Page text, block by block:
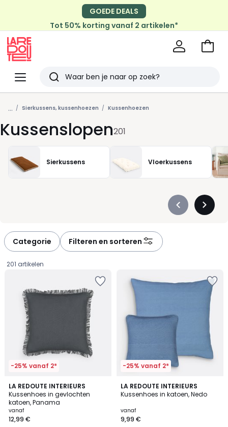
GOEDE DEALS
Tot 50% korting vanaf 2 artikelen*
Menu
Redoute
Zoeken
Laatst
bekeken
Naar
... Sierkussens, kussenhoezen Kussenhoezen
Kussenslopen201
Sierkussens Vloerkussens
Précédent
Categorie Filteren en sorteren
201 artikelen
-25% vanaf 2*
LA REDOUTE INTERIEURS
Kussenhoes in gevlochten
katoen, Panama
Prijs
vanaf
vanaf
12,99 €
4,6
/ 5
8
Kleuren
-25% vanaf 2*
LA REDOUTE INTERIEURS
Kussenhoes in katoen, Nedo
vanaf
9,99 €
4,3
/ 5
12
Kleuren